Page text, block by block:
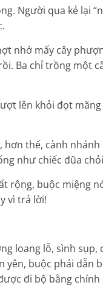
Người qua kẻ lại
nhớ mấy cây
Ba chỉ trồng một
lên khỏi đọt mãng
thế, cành nhánh
như chiếc đũa
rộng, buộc miệng
vì trả lời!
loang lỗ, sình sụp,
yên, buộc phải dẫn
đi bộ bằng chính